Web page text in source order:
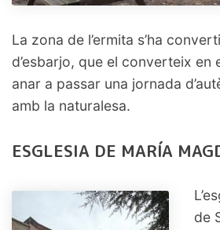
La zona de l’ermita s’ha
d’esbarjo, que el converteix en
anar a passar una jornada
amb la naturalesa.
ESGLESIA DE MARÍA
de